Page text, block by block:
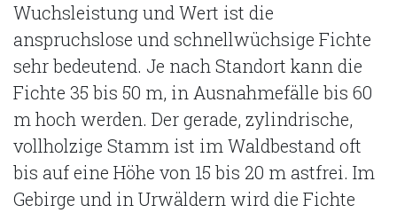
Wuchsleistung und Wert ist die
anspruchslose und schnellwüchsige Fichte
sehr bedeutend. Je nach Standort kann die
Fichte 35 bis 50 m, in Ausnahmefälle bis 60
m hoch werden. Der gerade, zylindrische,
vollholzige Stamm ist im Waldbestand oft
bis auf eine Höhe von 15 bis 20 m astfrei. Im
Gebirge und in Urwäldern wird die Fichte